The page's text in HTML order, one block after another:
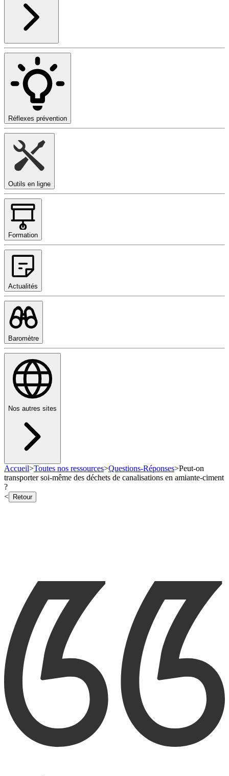
Réflexes prévention
Outils en ligne
Formation
Actualités
Baromètre
Nos autres sites
Accueil>Toutes nos ressources>Questions-Réponses>Peut-on
transporter soi-même des déchets de canalisations en amiante-ciment
?
<
Retour